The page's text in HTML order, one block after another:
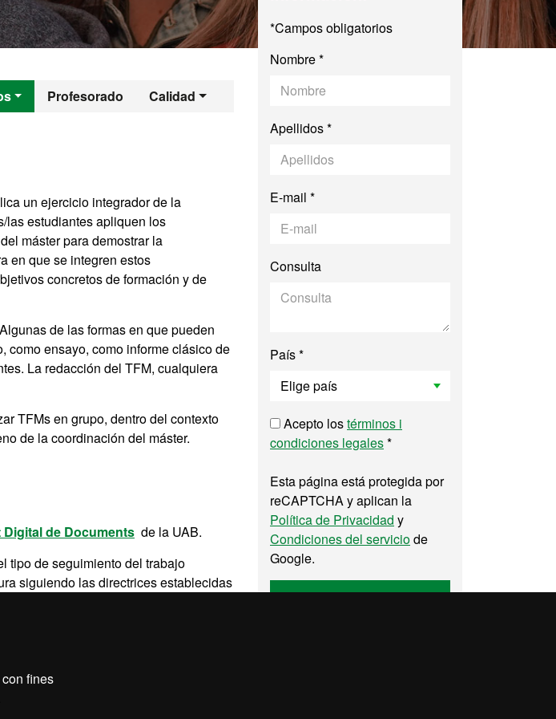
fines
Profesorado Calidad
Social y Cultural /
un ejercicio integrador de la
las estudiantes apliquen los
máster para demostrar la
en que se integren estos
concretos de formación y de
de las formas en que pueden
como ensayo, como informe clásico de
La redacción del TFM, cualquiera
TFMs en grupo, dentro del contexto
de la coordinación del máster.
Digital de Documents de la UAB.
tipo de seguimiento del trabajo
siguiendo las directrices establecidas
*Campos obligatorios
Nombre *
Apellidos *
E-mail *
Consulta
País *
Acepto lostérminos i
condiciones legales*
Esta página está protegida por
reCAPTCHA y aplican la
Política de Privacidad y
Condiciones del serviciode
Google.
Enviar
Accesibilidad web